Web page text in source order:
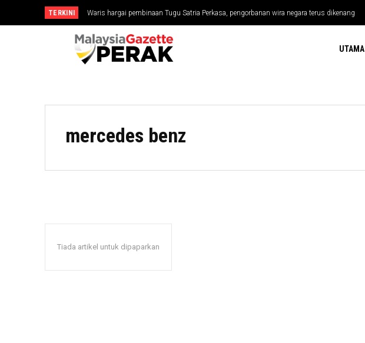
TERKINI Waris hargai pembinaan Tugu Satria Perkasa, pengorbanan wira negara terus dikenang
UTAMA
mercedes benz
Tiada artikel untuk dipaparkan